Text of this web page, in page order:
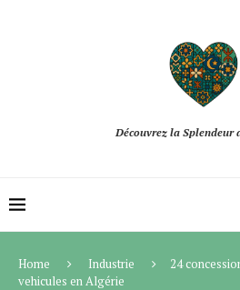
Découvrez la Splendeur
Home Industrie
24
vehicules en Algérie